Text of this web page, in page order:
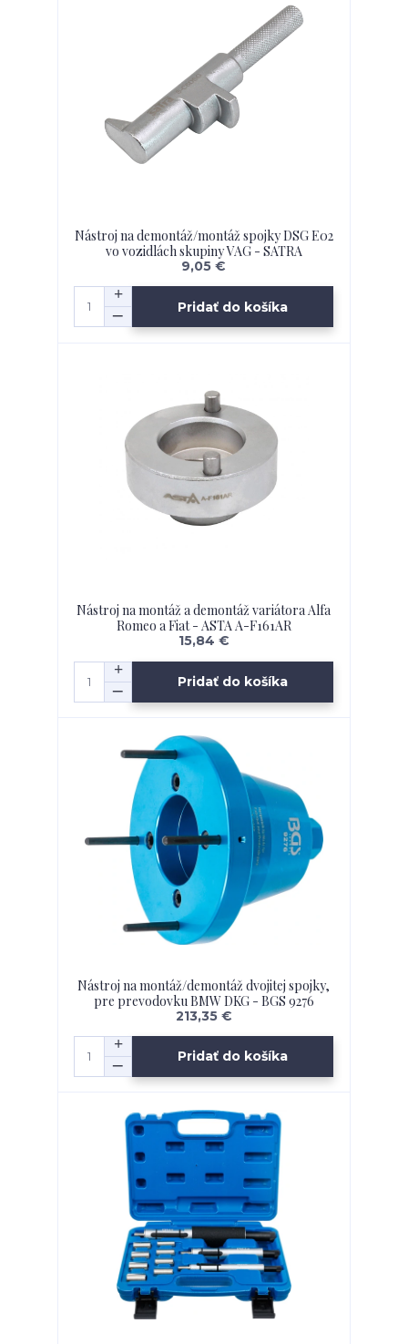
Nástroj na demontáž/montáž spojky DSG E02
vo vozidlách skupiny VAG - SATRA
9,05 €
Pridať do košíka
Nástroj na montáž a demontáž variátora Alfa
Romeo a Fiat - ASTA A-F161AR
15,84 €
Pridať do košíka
Nástroj na montáž/demontáž dvojitej spojky,
pre prevodovku BMW DKG - BGS 9276
213,35 €
Pridať do košíka